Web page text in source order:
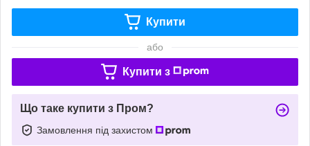
Купити
або
Купити з
Що таке купити з Пром?
Замовлення під захистом